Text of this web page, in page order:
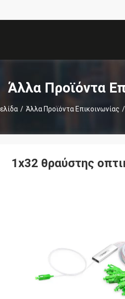
Άλλα Προϊόντα
/ Άλλα Προϊόντα Επικοινωνίας /
1x32 θραύστης